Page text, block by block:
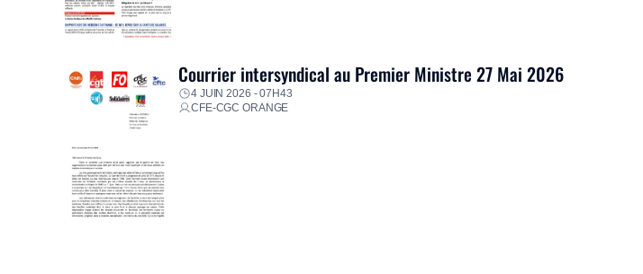
Courrier intersyndical au Premier Ministre 27 Mai 2026
4 JUIN 2026 - 07H43
CFE-CGC ORANGE